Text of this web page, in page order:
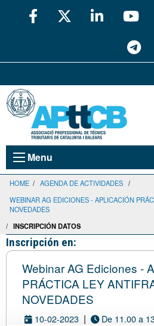
Menu
HOME / AGENDA DE ACTIVIDADES /
WEBINAR AG EDICIONES - APLICACIÓN
NOVEDADES
/ INSCRIPCIÓN DATOS
Inscripción en:
Webinar AG Ediciones -
PRÁCTICA LEY
NOVEDADES
10-02-2023 | De 11.00 a